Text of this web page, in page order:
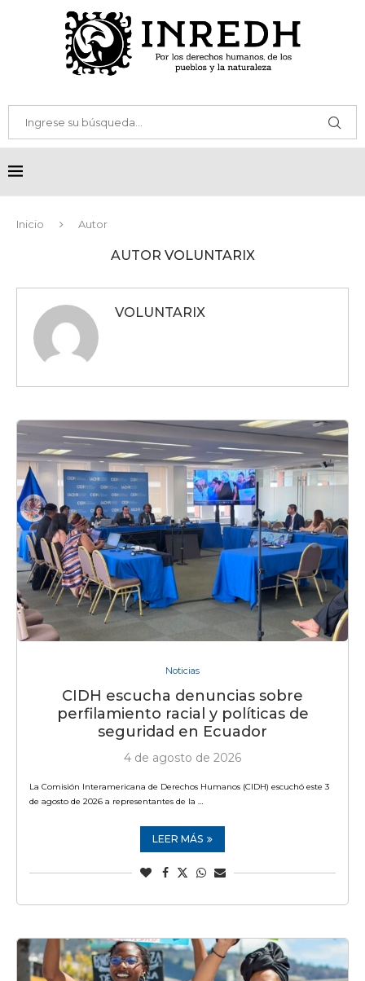
Inicio Autor
AUTOR VOLUNTARIX
VOLUNTARIX
Noticias
CIDH escucha denuncias sobre
perfilamiento racial y políticas de
seguridad en Ecuador
4 de agosto de 2026
La Comisión Interamericana de Derechos Humanos (CIDH) escuchó este 3
de agosto de 2026 a representantes de la …
LEER MÁS